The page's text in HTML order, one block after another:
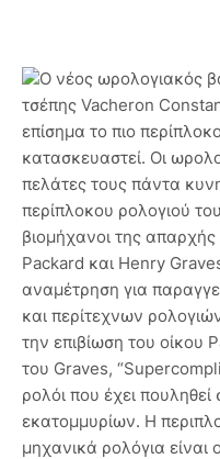
Ο νέος ωρολογιακός
τσέπης Vacheron
επίσημα το πιο
κατασκευαστεί. Οι
πελάτες τους πάντα
περίπλοκου ρολογιού
βιομήχανοι της
Packard και Henry
αναμέτρηση για
και περίτεχνων
την επιβίωση του οίκου
του Graves,
ρολόι που έχει πουληθεί
εκατομμυρίων. Η
μηχανικά ρολόγια είναι